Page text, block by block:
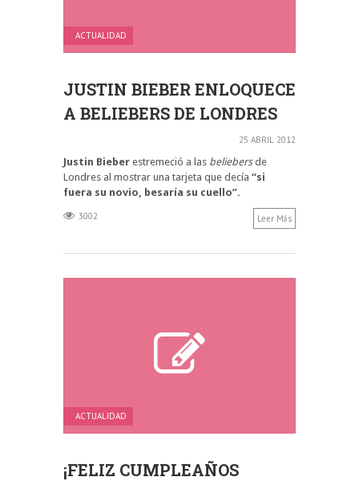
ACTUALIDAD
JUSTIN BIEBER ENLOQUECE
A BELIEBERS DE LONDRES
25 ABRIL 2012
Justin Bieber estremeció a las beliebersde
Londres al mostrar una tarjeta que decía “si
fuera su novio, besaría su cuello”.
3002 Leer Más
ACTUALIDAD
¡FELIZ CUMPLEAÑOS